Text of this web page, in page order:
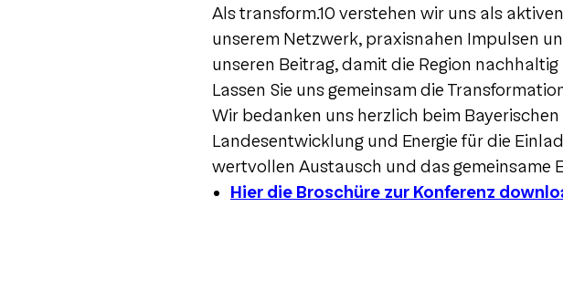
Als transform.10 verstehen wir uns als
unserem Netzwerk, praxisnahen Impulsen
unseren Beitrag, damit die Region
Lassen Sie uns gemeinsam die
Wir bedanken uns herzlich beim
Landesentwicklung und Energie für die
wertvollen Austausch und das gemeinsame
Hier die Broschüre zur Konferenz